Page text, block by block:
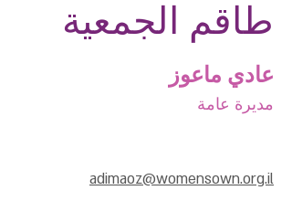
طاقم الجمعية
عادي ماعوز
مديرة عامة
adimaoz@womensown.org.il